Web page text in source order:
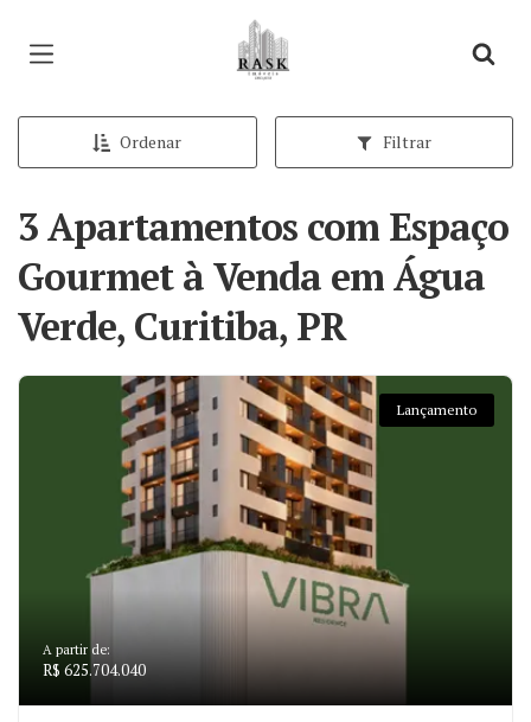
Página inicial
Ordenar Filtrar
3 Apartamentos com Espaço
Gourmet à Venda em Água
Verde, Curitiba, PR
Lançamento
A partir de:
R$ 625.704.040